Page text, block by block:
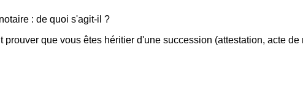
: de quoi s'agit-il ?
prouver que vous êtes héritier d'une succession (attestation, acte de